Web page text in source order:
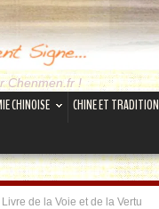
Chenmen.fr !
CHINOISE CHINE ET TRADITION
de la Voie et de la Vertu